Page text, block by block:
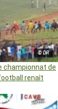
© DR
championnat de
renaît